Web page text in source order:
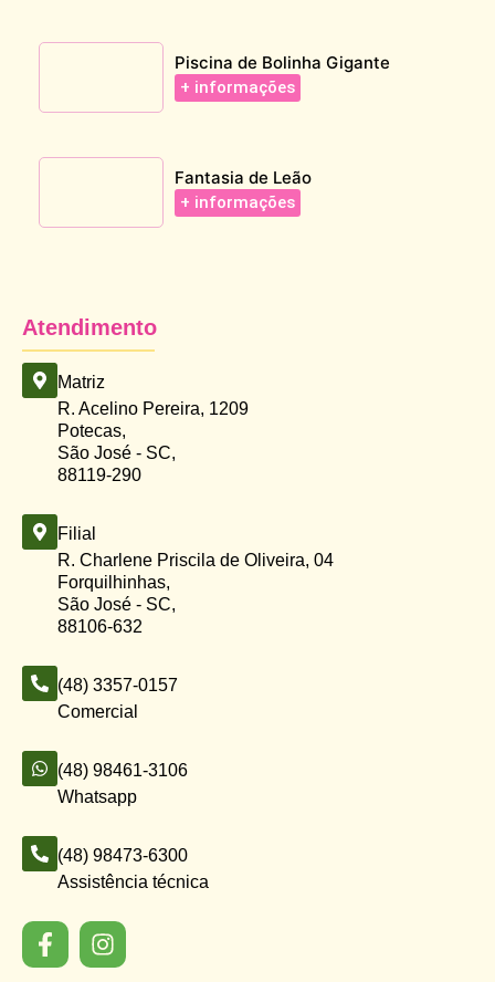
Piscina de Bolinha Gigante
+ informações
Fantasia de Leão
+ informações
Atendimento
Matriz
R. Acelino Pereira, 1209
Potecas,
São José - SC,
88119-290
Filial
R. Charlene Priscila de Oliveira, 04
Forquilhinhas,
São José - SC,
88106-632
(48) 3357-0157
Comercial
(48) 98461-3106
Whatsapp
(48) 98473-6300
Assistência técnica